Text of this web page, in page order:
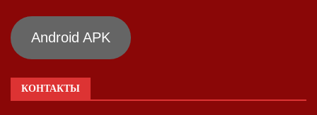
Android APK
КОНТАКТЫ